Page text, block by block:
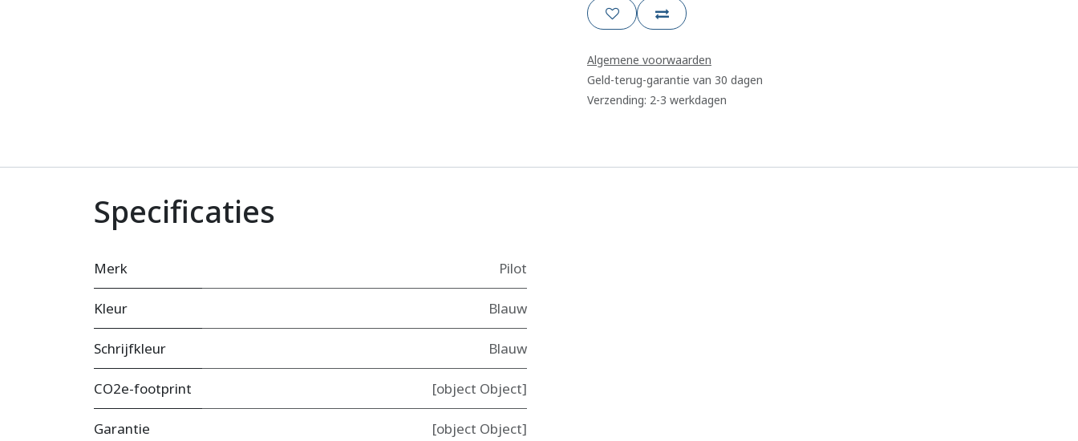
Algemene voorwaarden
Geld-terug-garantie van 30 dagen
Verzending: 2-3 werkdagen
Specificaties
Merk Pilot
Kleur Blauw
Schrijfkleur Blauw
CO2e-footprint [object Object]
Garantie [object Object]